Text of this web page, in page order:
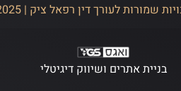
שמורות לעורך דין רפאל ציק | 2025
בניית אתרים ושיווק דיגיטלי